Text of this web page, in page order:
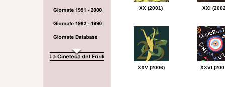
XX (2001) XXI
XXV (2006) XXVI